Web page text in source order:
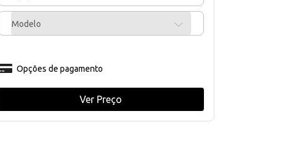
Modelo
Opções de pagamento
Ver Preço